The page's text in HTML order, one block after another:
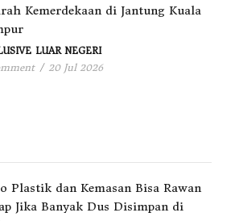
Kemerdekaan di Jantung Kuala
LUAR NEGERI
/ 20 Jul 2026
Plastik dan Kemasan Bisa Rawan
Jika Banyak Dus Disimpan di